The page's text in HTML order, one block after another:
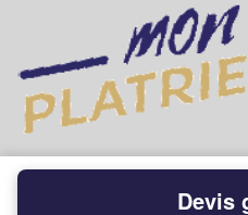
Devis